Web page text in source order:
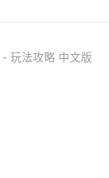
玩法攻略 中文版